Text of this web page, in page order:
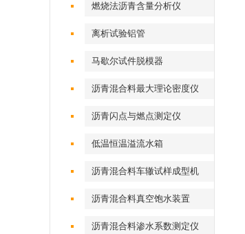
燃烧法沥青含量分析仪
离析试验铝管
马歇尔试件脱模器
沥青混合料最大理论密度仪
沥青闪点与燃点测定仪
低温恒温溢流水箱
沥青混合料车辙试样成型机
沥青混合料真空饱水装置
沥青混合料渗水系数测定仪